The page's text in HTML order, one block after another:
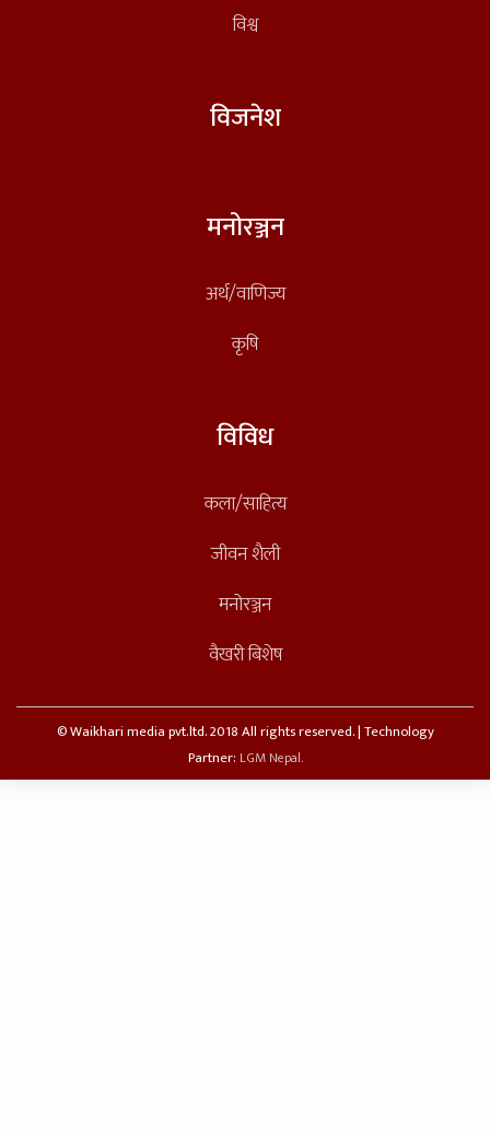
विश्व
विजनेश
मनोरञ्जन
अर्थ/वाणिज्य
कृषि
विविध
कला/साहित्य
जीवन शैली
मनोरञ्जन
वैखरी बिशेष
© Waikhari media pvt.ltd. 2018 All rights reserved. | Technology
Partner: LGM Nepal.